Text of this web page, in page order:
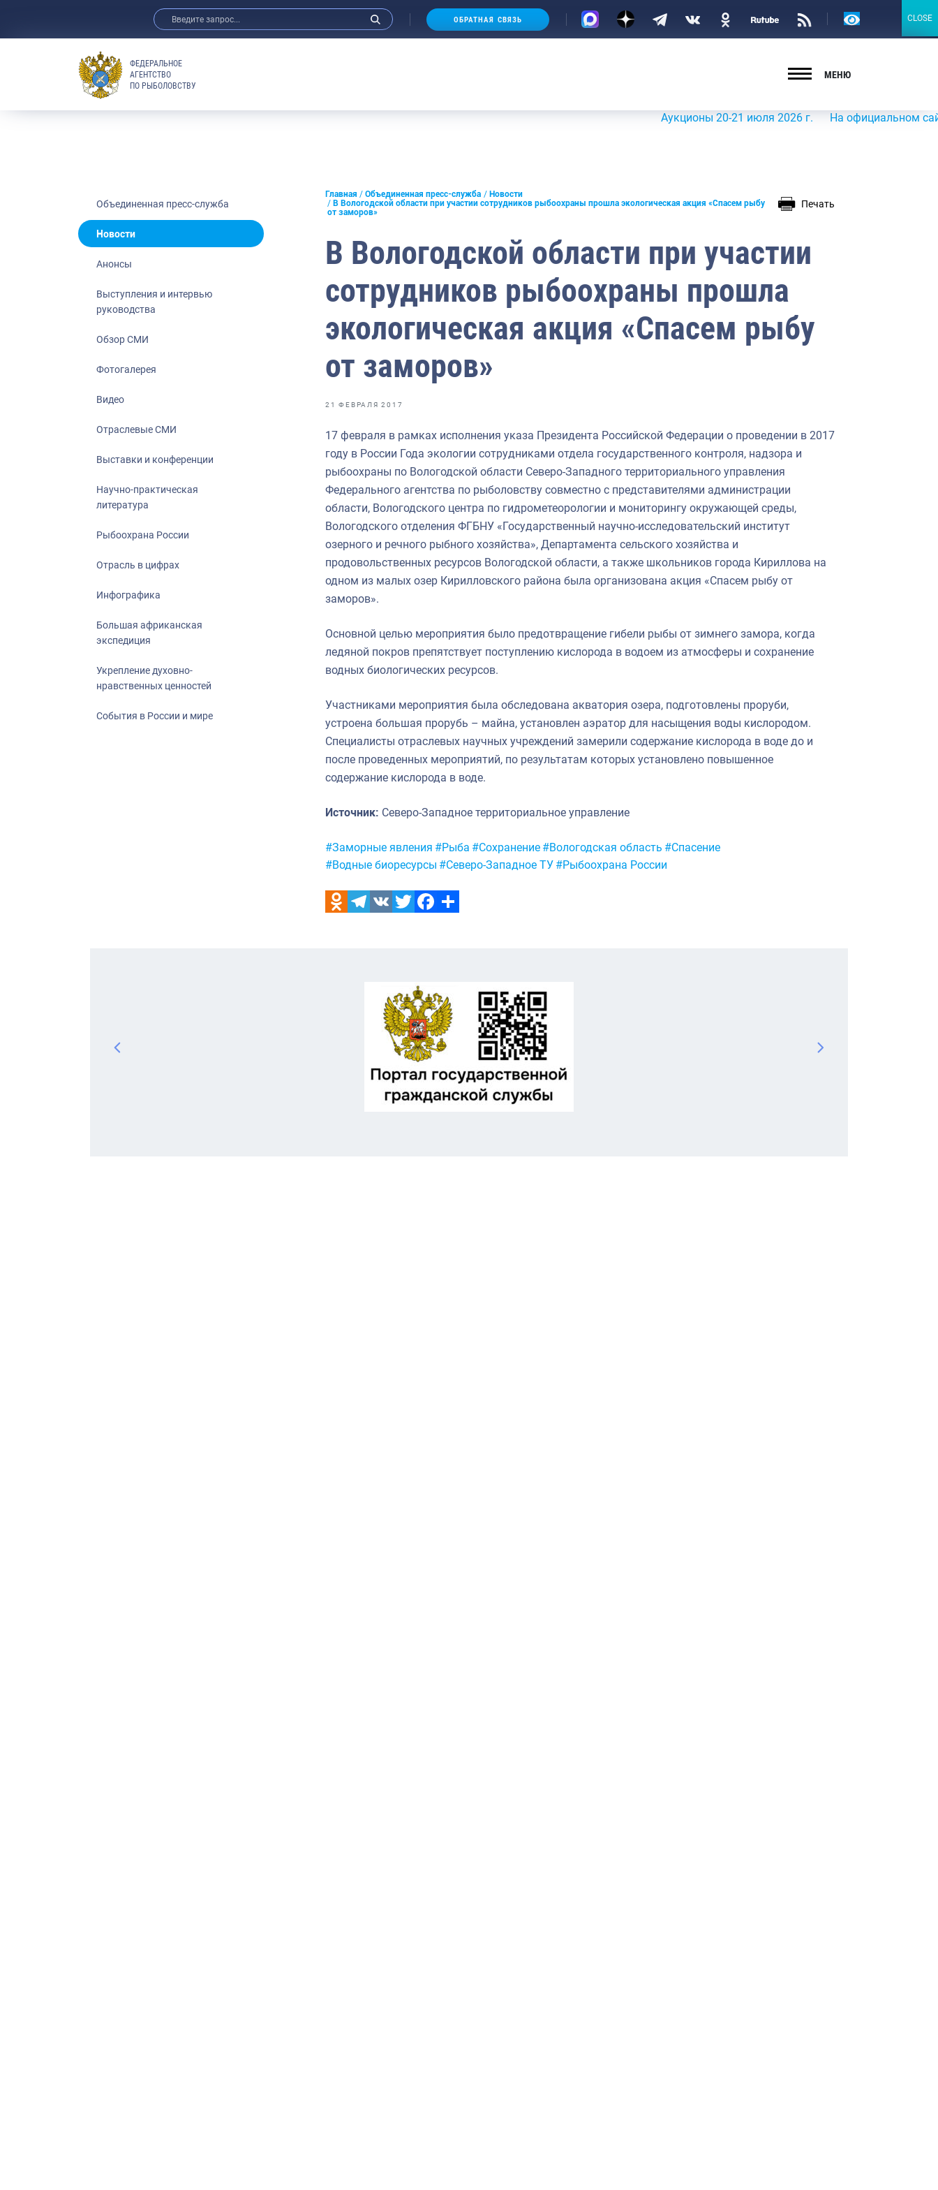
Анонсы
Отраслевые СМИ
Выставки и конференции
Рыбоохрана России
Большая африканская экспедиция
ОБРАТНАЯ СВЯЗЬ
Версия
ФЕДЕРАЛЬНОЕ
АГЕНТСТВО
ПО РЫБОЛОВСТВУ
МЕНЮ
Аукционы 20-21 июля 2026 г. На официальном сайте
Объединенная пресс-служба
Новости
Анонсы
Выступления и интервью
руководства
Обзор СМИ
Фотогалерея
Видео
Отраслевые СМИ
Выставки и конференции
Научно-практическая
литература
Рыбоохрана России
Отрасль в цифрах
Инфографика
Большая африканская
экспедиция
Укрепление духовно-
нравственных ценностей
События в России и мире
Главная Объединенная пресс-служба
Новости
В Вологодской области при участии сотрудников рыбоохраны прошла экологическая акция «Спасем рыбу
от заморов»
Печать
В Вологодской области при участии
сотрудников рыбоохраны прошла
экологическая акция «Спасем рыбу
от заморов»
21 ФЕВРАЛЯ 2017
17 февраля в рамках исполнения указа Президента Российской Федерации о проведении в 2017
году в России Года экологии сотрудниками отдела государственного контроля, надзора и
рыбоохраны по Вологодской области Северо-Западного территориального управления
Федерального агентства по рыболовству совместно с представителями администрации
области, Вологодского центра по гидрометеорологии и мониторингу окружающей среды,
Вологодского отделения ФГБНУ «Государственный научно-исследовательский институт
озерного и речного рыбного хозяйства», Департамента сельского хозяйства и
продовольственных ресурсов Вологодской области, а также школьников города Кириллова на
одном из малых озер Кирилловского района была организована акция «Спасем рыбу от
заморов».
Основной целью мероприятия было предотвращение гибели рыбы от зимнего замора, когда
ледяной покров препятствует поступлению кислорода в водоем из атмосферы и сохранение
водных биологических ресурсов.
Участниками мероприятия была обследована акватория озера, подготовлены проруби,
устроена большая прорубь – майна, установлен аэратор для насыщения воды кислородом.
Специалисты отраслевых научных учреждений замерили содержание кислорода в воде до и
после проведенных мероприятий, по результатам которых установлено повышенное
содержание кислорода в воде.
Источник: Северо-Западное территориальное управление
Метки:
#Заморные явления #Рыба #Сохранение #Вологодская область #Спасение
#Водные биоресурсы #Северо-Западное ТУ #Рыбоохрана России
CLOSE
CLOSE